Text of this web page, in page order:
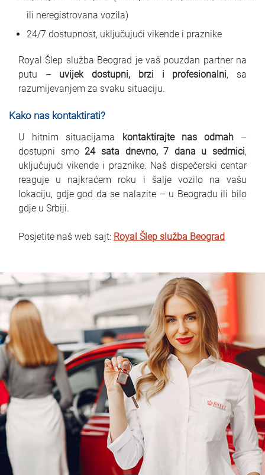
ili neregistrovana vozila)
24/7 dostupnost, uključujući vikende i praznike
Royal Šlep služba Beograd je vaš pouzdan partner na
putu – uvijek dostupni, brzi i profesionalni, sa
razumijevanjem za svaku situaciju.
Kako nas kontaktirati?
U hitnim situacijama kontaktirajte nas odmah–
dostupni smo 24 sata dnevno, 7 dana u sedmici,
uključujući vikende i praznike. Naš dispečerski centar
reaguje u najkraćem roku i šalje vozilo na vašu
lokaciju, gdje god da se nalazite – u Beogradu ili bilo
gdje u Srbiji.
Posjetite naš web sajt: Royal Šlep služba Beograd